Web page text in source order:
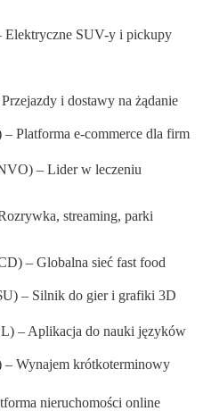
SUV-y i pickupy
i dostawy na żądanie
Platforma e-commerce dla firm
– Lider w leczeniu
streaming, parki
– Globalna sieć fast food
– Silnik do gier i grafiki 3D
– Aplikacja do nauki języków
Wynajem krótkoterminowy
nieruchomości online